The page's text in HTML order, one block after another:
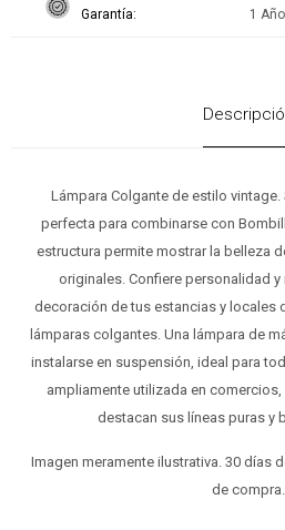
Garantía 1 Año
Lámpara Colgante de estilo
perfecta para combinarse con
estructura permite mostrar la belleza
originales. Confiere personalidad y
decoración de tus estancias y locales
lámparas colgantes. Una lámpara de
instalarse en suspensión, ideal para
ampliamente utilizada en
destacan sus líneas puras y
Imagen meramente ilustrativa. 30 días
de compra.